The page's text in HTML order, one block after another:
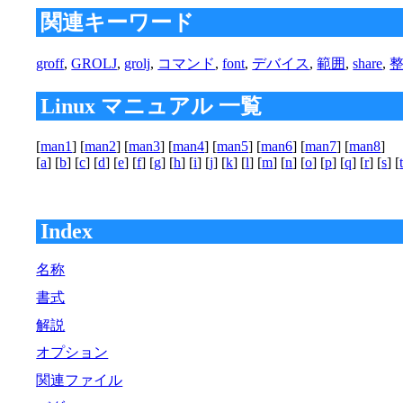
関連キーワード
groff,GROLJ, grolj, コマンド,font, デバイス,範囲 ,share,
Linux マニュアル 一覧
[man1] [man2] [man3] [man4] [man5] [man6] [man7] [man8]
[a] [b] [c] [d] [e] [f] [g] [h] [i] [j] [k] [l] [m] [n] [o] [p] [q] [r] [s] [t
Index
名称
書式
解説
オプション
関連ファイル